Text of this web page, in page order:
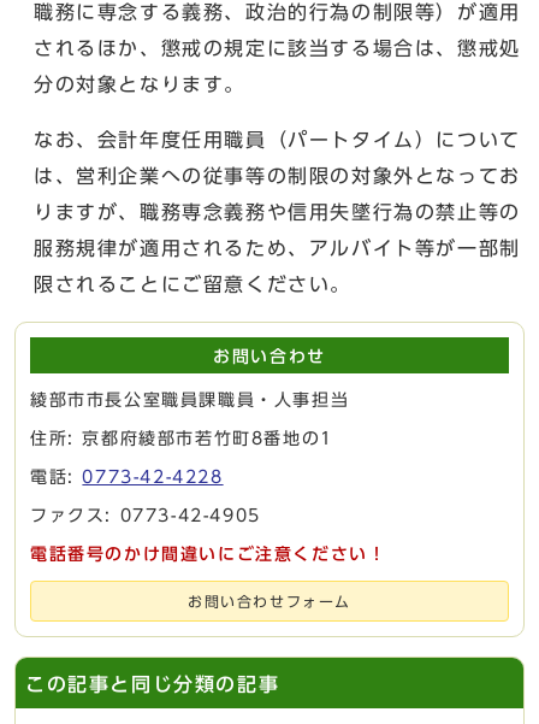
職務に専念する義務、政治的行為の制限等）が適用
されるほか、懲戒の規定に該当する場合は、懲戒処
分の対象となります。
なお、会計年度任用職員（パートタイム）について
は、営利企業への従事等の制限の対象外となってお
りますが、職務専念義務や信用失墜行為の禁止等の
服務規律が適用されるため、アルバイト等が一部制
限されることにご留意ください。
お問い合わせ
綾部市市長公室職員課職員・人事担当
住所: 京都府綾部市若竹町8番地の1
電話:0773-42-4228
ファクス: 0773-42-4905
電話番号のかけ間違いにご注意ください！
お問い合わせフォーム
この記事と同じ分類の記事